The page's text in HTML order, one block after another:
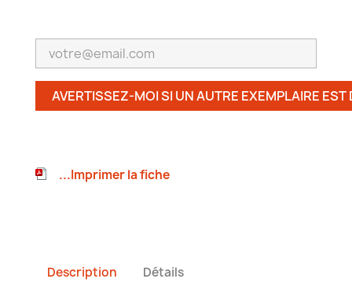
AVERTISSEZ-MOI SI UN AUTRE EXEMPLAIRE EST
...Imprimer la fiche
Description Détails